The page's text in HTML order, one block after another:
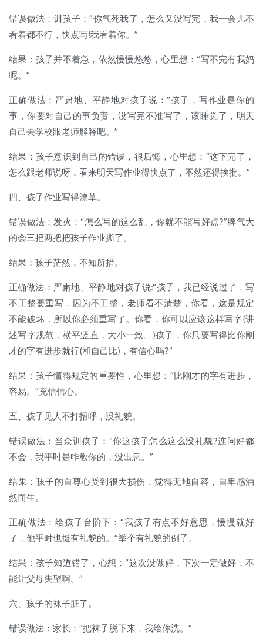
错误做法：训孩子：“你气死我了，怎么又没写完，我一会儿不
看着都不行，快点写!我看着你。”
结果：孩子并不着急，依然慢慢悠悠，心里想：“写不完有我妈
呢。”
正确做法：严肃地、平静地对孩子说：“孩子，写作业是你的
事，你要对自己的事负责，没写完不准写了，该睡觉了，明天
自己去学校跟老师解释吧。”
结果：孩子意识到自己的错误，很后悔，心里想：“这下完了，
怎么跟老师说呀，看来明天写作业得快点了，不然还得挨批。”
四、孩子作业写得潦草。
错误做法：发火：“怎么写的这么乱，你就不能写好点?”脾气大
的会三把两把把孩子作业撕了。
结果：孩子茫然，不知所措。
正确做法：严肃地、平静地对孩子说:“孩子，我已经说过了，写
不工整要重写，因为不工整，老师看不清楚，你看，这是规定
不能破坏，所以你必须重写了。你看，你可以应该这样写字(讲
述写字规范，横平竖直，大小一致。)孩子，你只要写得比你刚
才的字有进步就行(和自己比)，有信心吗?”
结果：孩子懂得规定的重要性，心里想：“比刚才的字有进步，
容易。”充信信心。
五、孩子见人不打招呼，没礼貌。
错误做法：当众训孩子：“你这孩子怎么这么没礼貌?连问好都
不会，我平时是咋教你的，没出息。”
结果：孩子的自尊心受到很大损伤，觉得无地自容，自卑感油
然而生。
正确做法：给孩子台阶下：“我孩子有点不好意思，慢慢就好
了，他平时也挺有礼貌的。”举个有礼貌的例子。
结果：孩子知道错了，心想：“这次没做好，下次一定做好，不
能让父母失望啊。”
六、孩子的袜子脏了。
错误做法：家长：“把袜子脱下来，我给你洗。”